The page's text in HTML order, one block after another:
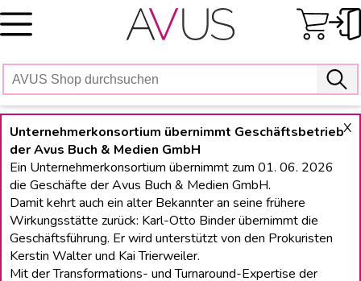
Skip
to
X
Unternehmerkonsortium übernimmt Geschäftsbetrieb
der Avus Buch & Medien GmbH
Ein Unternehmerkonsortium übernimmt zum 01. 06. 2026
die Geschäfte der Avus Buch & Medien GmbH.
Damit kehrt auch ein alter Bekannter an seine frühere
Wirkungsstätte zurück: Karl-Otto Binder übernimmt die
Geschäftsführung. Er wird unterstützt von den Prokuristen
Kerstin Walter und Kai Trierweiler.
Mit der Transformations- und Turnaround-Expertise der